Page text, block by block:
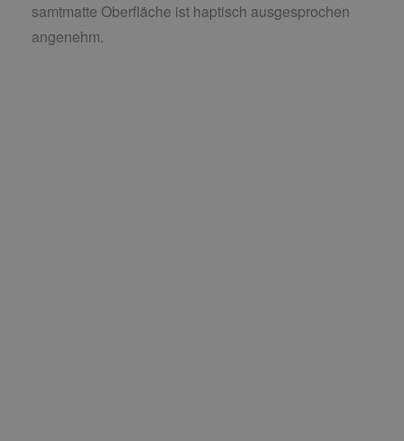
samtmatte Oberfläche ist haptisch ausgesprochen
angenehm.